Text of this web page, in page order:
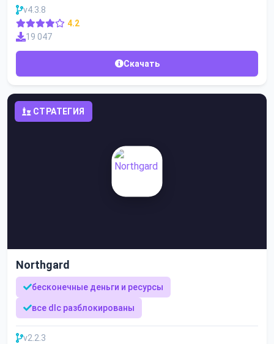
v4.3.8
4.2
19 047
Скачать
СТРАТЕГИЯ
Northgard
бесконечные деньги и ресурсы
все dlc разблокированы
v2.2.3